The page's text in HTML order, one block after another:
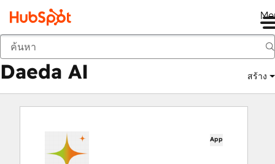
ตลาด แอป
Daeda AI สร้าง
App